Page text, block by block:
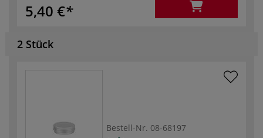
5,40 €
2 Stück
Bestell-Nr. 08-68197